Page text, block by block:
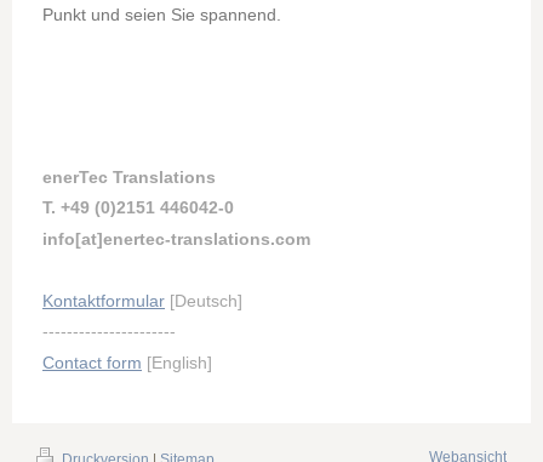
Punkt und seien Sie spannend.
enerTec Translations
T. +49 (0)2151 446042-0
info[at]enertec-translations.com
Kontaktformular [Deutsch]
----------------------
Contact form [English]
Webansicht